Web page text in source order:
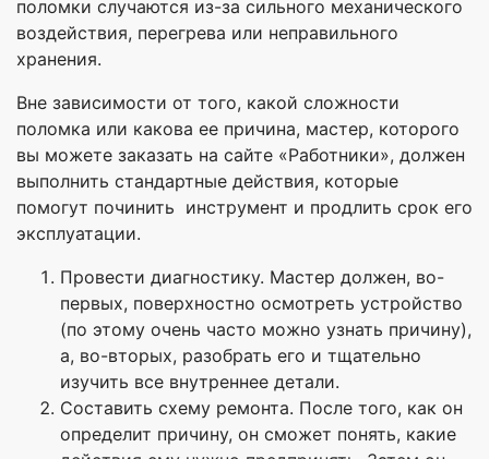
поломки случаются из-за сильного механического
воздействия, перегрева или неправильного
хранения.
Вне зависимости от того, какой сложности
поломка или какова ее причина, мастер, которого
вы можете заказать на сайте «Работники», должен
выполнить стандартные действия, которые
помогут починить инструмент и продлить срок его
эксплуатации.
Провести диагностику. Мастер должен, во-
первых, поверхностно осмотреть устройство
(по этому очень часто можно узнать причину),
а, во-вторых, разобрать его и тщательно
изучить все внутреннее детали.
Составить схему ремонта. После того, как он
определит причину, он сможет понять, какие